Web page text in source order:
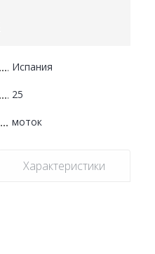
Испания
25
моток
Характеристики